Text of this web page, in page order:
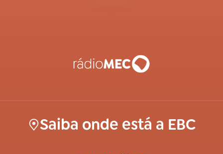
Saiba onde está a EBC